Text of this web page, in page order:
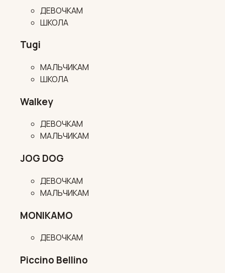
ДЕВОЧКАМ
ШКОЛА
Tugi
МАЛЬЧИКАМ
ШКОЛА
Walkey
ДЕВОЧКАМ
МАЛЬЧИКАМ
JOG DOG
ДЕВОЧКАМ
МАЛЬЧИКАМ
MONIKAMO
ДЕВОЧКАМ
Piccino Bellino